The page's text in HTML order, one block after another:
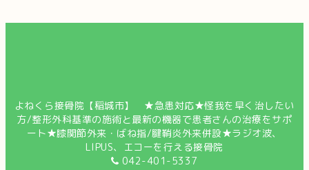
よねくら接骨院【稲城市】 ★急患対応★怪我を早く治したい
方/整形外科基準の施術と最新の機器で患者さんの治療をサポ
ート★膝関節外来・ばね指/腱鞘炎外来併設★ラジオ波、
LIPUS、エコーを行える接骨院
042-401-5337